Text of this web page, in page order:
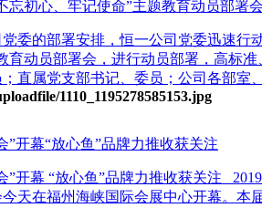
忘初心、牢记使命”主题教育动员部署
委的部署安排，恒一公司党委迅速行
育动员部署会，进行动员部署，高标
直属党支部书记、委员；公司各部室
1110_1195278585153.jpg
”开幕“放心鱼”品牌力推收获关注
”开幕 “放心鱼”品牌力推收获关注
天在福州海峡国际会展中心开幕。本